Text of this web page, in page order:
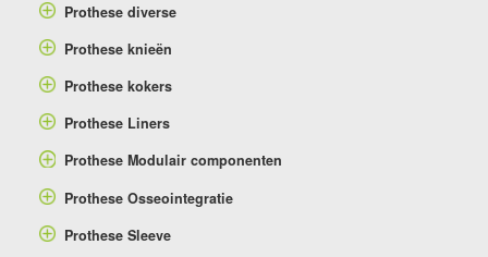
Prothese diverse
Prothese knieën
Prothese kokers
Prothese Liners
Prothese Modulair componenten
Prothese Osseointegratie
Prothese Sleeve